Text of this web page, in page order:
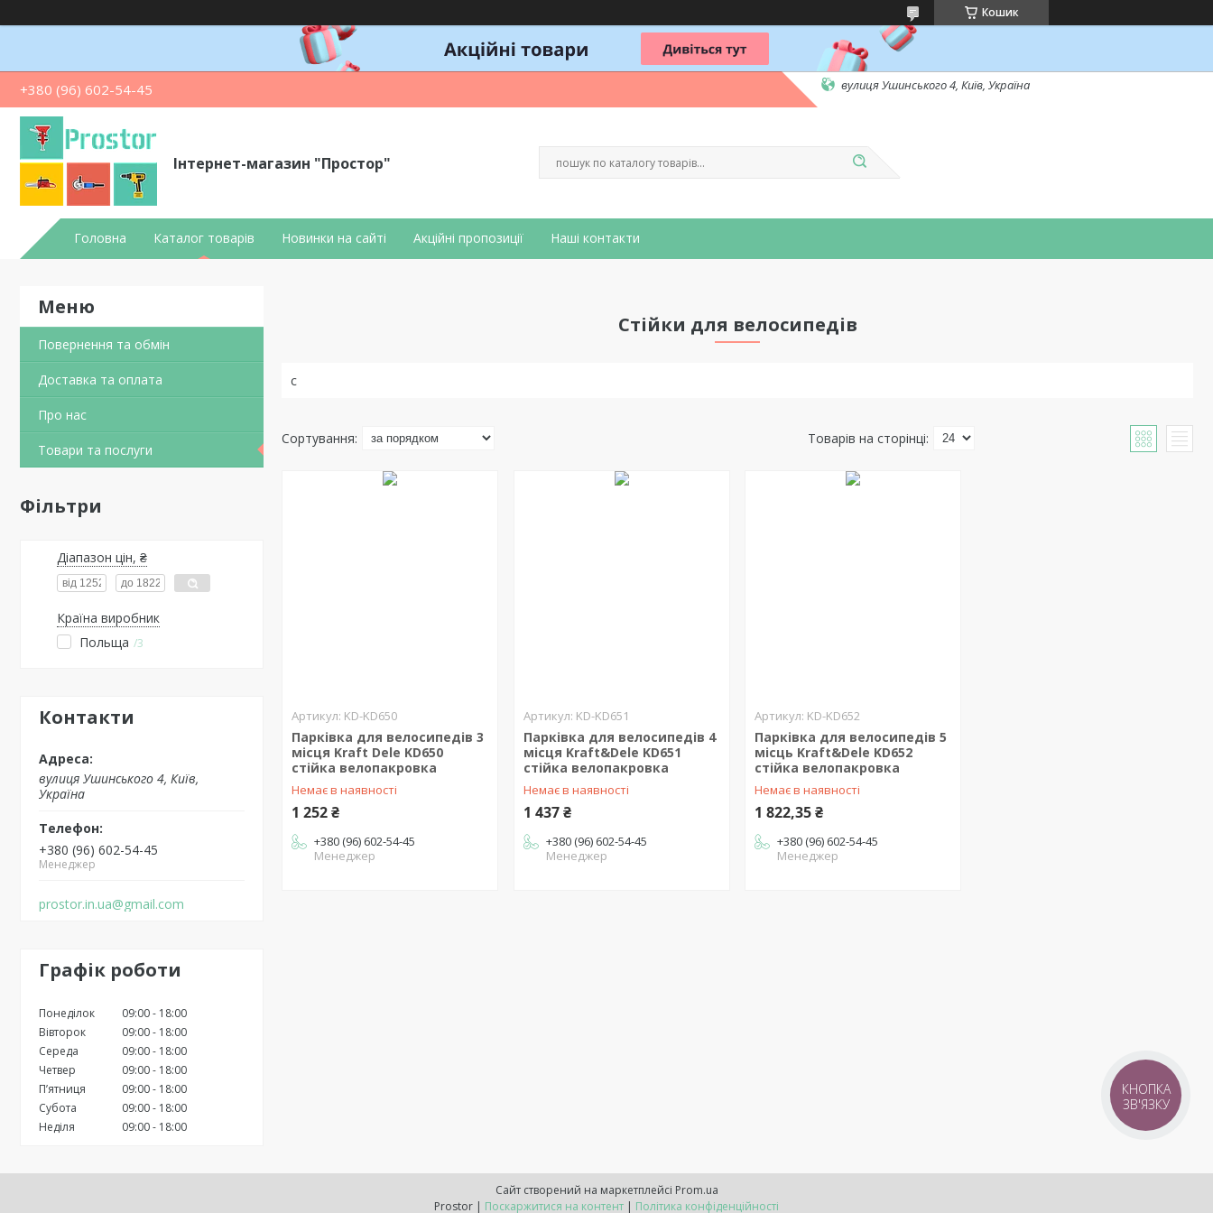
Кошик
+380 (96) 602-54-45 вулиця Ушинського 4, Київ, Україна
Інтернет-магазин "Простор"
Головна Каталог товарів Новинки на сайті Акційні пропозиції Наші контакти
Повернення та обмін
Доставка та оплата
Про нас
Товари та послуги
Фільтри
Діапазон цін, ₴
Країна виробник
Польща 3
Контакти
вулиця Ушинського 4, Київ,
Україна
+380 (96) 602-54-45
Менеджер
prostor.in.ua@gmail.com
Графік роботи
Понеділок 09:00
18:00
Вівторок
09:00
18:00
Середа
09:00
18:00
Четвер
09:00
18:00
Пʼятниця
09:00
18:00
Субота
09:00
18:00
Неділя
09:00 18:00
Стійки для велосипедів
с
KD-KD650
Парківка для велосипедів 3
місця Kraft Dele KD650
стійка велопакровка
Немає в наявності
1 252 ₴
+380 (96) 602-54-45
Менеджер
KD-KD651
Парківка для велосипедів 4
місця Kraft&Dele KD651
стійка велопакровка
Немає в наявності
1 437 ₴
+380 (96) 602-54-45
Менеджер
KD-KD652
Парківка для велосипедів 5
місць Kraft&Dele KD652
стійка велопакровка
Немає в наявності
1 822,35 ₴
+380 (96) 602-54-45
Менеджер
Сайт створений на маркетплейсі Prom.ua
Prostor | Поскаржитися на контент | Політика конфіденційності
КНОПКА
ЗВ'ЯЗКУ